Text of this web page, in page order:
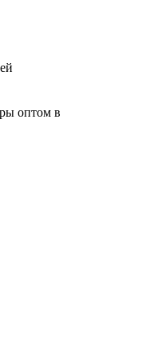
оптом в